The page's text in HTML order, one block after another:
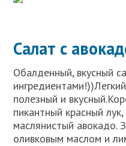
Салат с
Обалденный, вкусный
полезный и
пикантный красный
маслянистый авокадо.
оливковым маслом и